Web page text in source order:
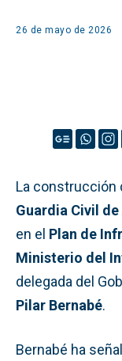
26 de mayo de 2026
La construcción
Guardia Civil
en el Plan de
Ministerio del
delegada del
Pilar Bernabé.
Bernabé ha